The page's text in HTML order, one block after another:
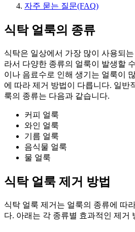
자주 묻는 질문(FAQ)
식탁 얼룩의 종류
식탁은 일상에서 가장 많이 사용되
라서 다양한 종류의 얼룩이 발생할
이나 음료수로 인해 생기는 얼룩이
에 따라 제거 방법이 다릅니다. 일반
룩의 종류는 다음과 같습니다.
커피 얼룩
와인 얼룩
기름 얼룩
음식물 얼룩
물 얼룩
식탁 얼룩 제거 방법
식탁 얼룩 제거는 얼룩의 종류에 따
다. 아래는 각 종류별 효과적인 제거